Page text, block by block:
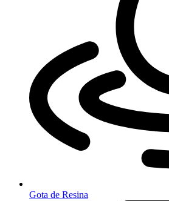
Gota de Resina